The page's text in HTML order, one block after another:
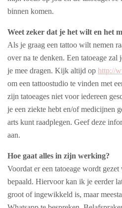
binnen komen.
Weet zeker dat je het wilt en het
Als je graag een tattoo wilt nemen
over na te denken. Een tatoeage zal
je mee dragen. Kijk altijd op http://
om een tattoostudio te vinden met
zijn tatoeages niet voor iedereen
je een ziekte hebt en/of medicijnen
arts kunt raadplegen. Geef deze
aan.
Hoe gaat alles in zijn werking?
Voordat er een tatoeage wordt
bepaald. Hiervoor kan ik je eerder
groot of ingewikkeld is, maar